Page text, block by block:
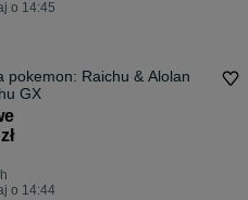
o 14:45
pokemon: Raichu & Alolan
GX
o 14:44